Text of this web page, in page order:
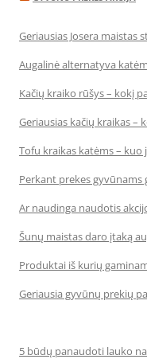
Geriausias Josera maistas
Augalinė alternatyva
Kačių kraiko rūšys – kokį
Geriausias kačių kraikas –
Tofu kraikas katėms – kuo
Perkant prekes
Ar naudinga naudotis
Šunų maistas daro įtaką
Produktai iš kurių
Geriausia gyvūnų prekių
5 būdų panaudoti lauko